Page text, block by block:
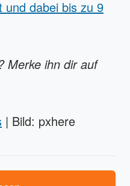
und dabei bis zu 9
Merke ihn dir auf
| Bild: pxhere